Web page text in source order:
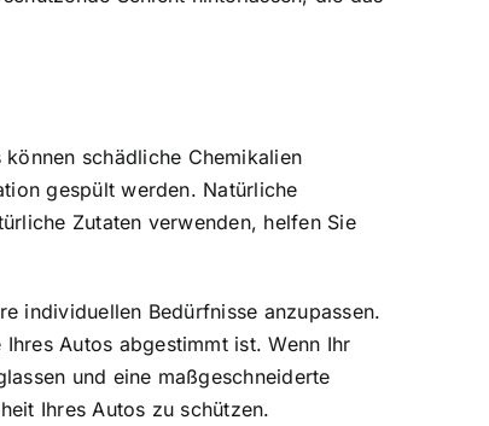
schädliche Chemikalien
gespült werden. Natürliche
Zutaten verwenden, helfen Sie
individuellen Bedürfnisse anzupassen.
Autos abgestimmt ist. Wenn Ihr
und eine maßgeschneiderte
Ihres Autos zu schützen.